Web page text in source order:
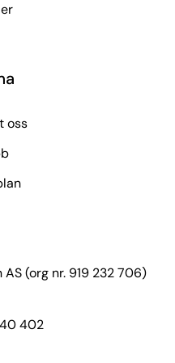
oss
(org nr. 919 232 706)
402